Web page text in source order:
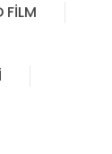
FİLM